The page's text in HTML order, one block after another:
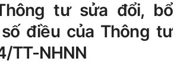
tư sửa đổi, bổ
điều của Thông tư
TT-NHNN